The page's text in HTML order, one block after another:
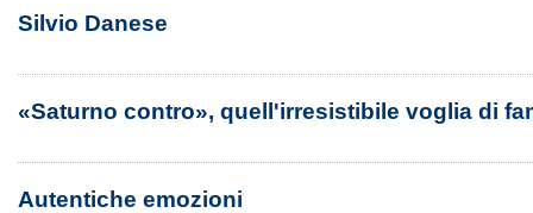
Silvio Danese
«Saturno contro», quell'irresistibile voglia di
Autentiche emozioni